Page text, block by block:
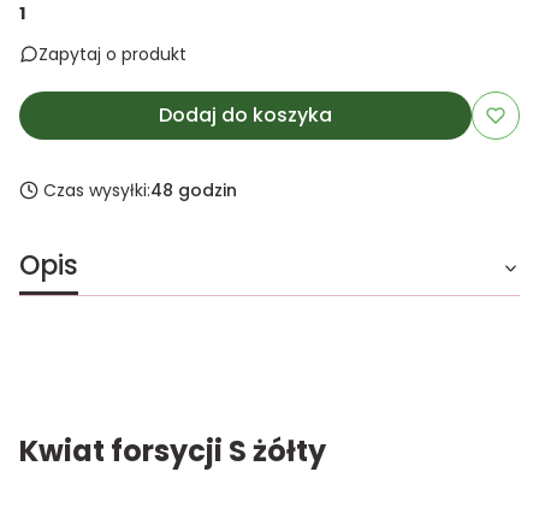
1
Zapytaj o produkt
Dodaj do koszyka
Czas wysyłki:48 godzin
Opis
Kwiat forsycji S żółty